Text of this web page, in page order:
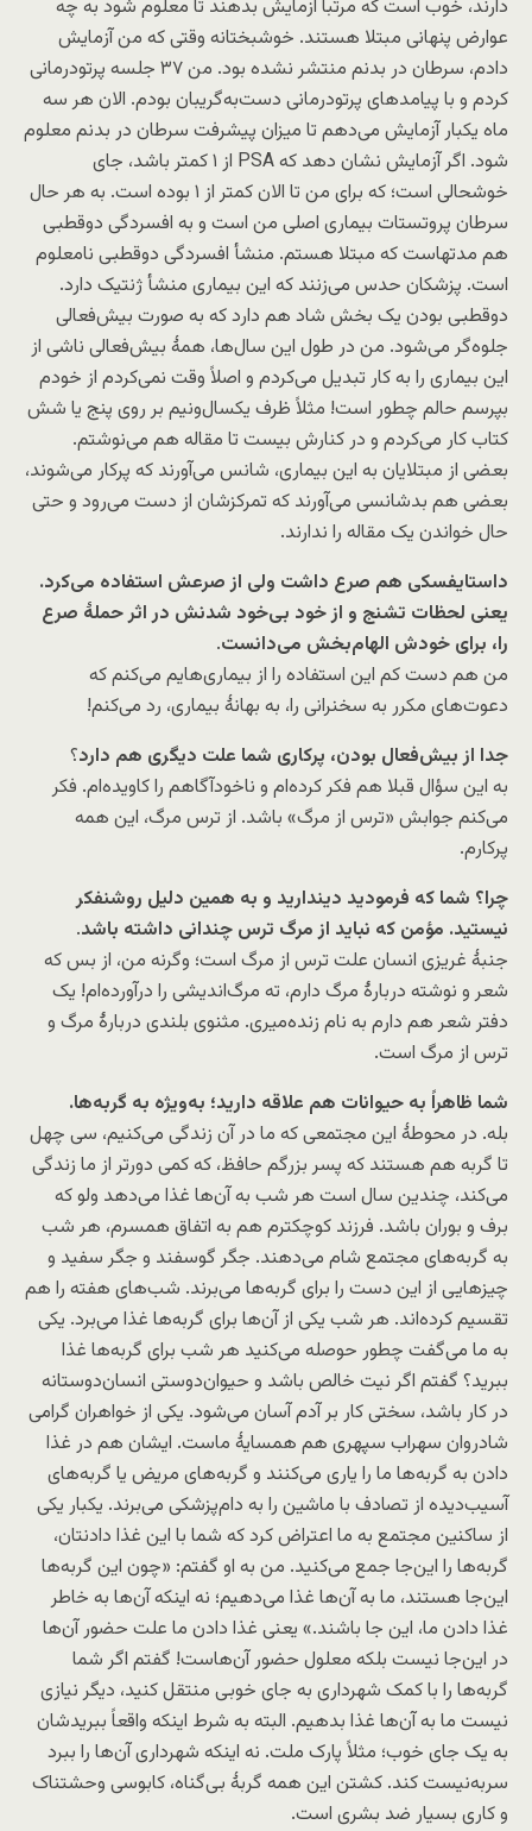
دارند، خوب است که مرتباً آزمایش بدهند تا معلوم شود به چه
عوارض پنهانی مبتلا هستند. خوشبختانه وقتی که من آزمایش
دادم، سرطان در بدنم منتشر نشده بود. من ۳۷ جلسه پرتودرمانی
کردم و با پیامدهای پرتودرمانی دست‌به‌گریبان بودم. الان هر سه
ماه یکبار آزمایش می‌دهم تا میزان پیشرفت سرطان در بدنم معلوم
شود. اگر آزمایش نشان دهد که PSA از ۱ کمتر باشد، جای
خوشحالی است؛ که برای من تا الان کمتر از ۱ بوده است. به هر حال
سرطان پروتستات بیماری اصلی من است و به افسردگی دوقطبی
هم مدتهاست که مبتلا هستم. منشأ افسردگی دوقطبی نامعلوم
است. پزشکان حدس می‌زنند که این بیماری منشأ ژنتیک دارد.
دوقطبی بودن یک بخش شاد هم دارد که به صورت بیش‌فعالی
جلوه‌گر می‌شود. من در طول این سال‌ها، همۀ بیش‌فعالی ناشی از
این بیماری را به کار تبدیل می‌کردم و اصلاً وقت نمی‌کردم از خودم
بپرسم حالم چطور است! مثلاً ظرف یکسال‌ونیم بر روی پنج یا شش
کتاب کار می‌کردم و در کنارش بیست تا مقاله هم می‌نوشتم.
بعضی‌ از مبتلایان به این بیماری، شانس می‌آورند که پرکار می‌شوند،
بعضی‌ هم بدشانسی می‌آورند که تمرکزشان از دست می‌رود و حتی
حال خواندن یک مقاله را ندارند.
داستایفسکی هم صرع داشت ولی از صرعش استفاده می‌کرد.
یعنی لحظات تشنج و از خود بی‌خود شدنش در اثر حملۀ صرع
را، برای خودش الهام‌بخش می‌دانست.
من هم دست کم این استفاده را از بیماری‌هایم می‌کنم که
دعوت‌های مکرر به سخنرانی را، به بهانۀ بیماری، رد می‌کنم!
جدا از بیش‌فعال بودن، پرکاری شما علت دیگری هم دارد؟
به این سؤال قبلا هم فکر کرده‌ام و ناخودآگاهم را کاویده‌ام. فکر
می‌کنم جوابش «ترس از مرگ» باشد. از ترس مرگ، این همه
پرکارم.
چرا؟ شما که فرمودید دیندارید و به همین دلیل روشنفکر
نیستید. مؤمن که نباید از مرگ ترس چندانی داشته باشد.
جنبۀ غریزی انسان علت ترس از مرگ است؛ وگرنه من، از بس که
شعر و نوشته دربارۀ مرگ دارم، ته مرگ‌اندیشی را درآورده‌ام! یک
دفتر شعر هم دارم به نام زنده‌میری. مثنوی بلندی دربارۀ مرگ و
ترس از مرگ است.
شما ظاهراً به حیوانات هم علاقه دارید؛ به‌ویژه به گربه‌ها.
بله. در محوطۀ این مجتمعی که ما در آن زندگی می‌کنیم، سی چهل
تا گربه هم هستند که پسر بزرگم حافظ، که کمی دورتر از ما زندگی
می‌کند، چندین سال است هر شب به آن‌ها غذا می‌دهد ولو که
برف و بوران باشد. فرزند کوچکترم هم به اتفاق همسرم، هر شب
به گربه‌های مجتمع شام می‌دهند. جگر گوسفند و جگر سفید و
چیزهایی از این دست را برای گربه‌ها می‌برند. شب‌های هفته را هم
تقسیم کرده‌اند. هر شب یکی از آن‌ها برای گربه‌ها غذا می‌برد. یکی
به ما می‌گفت چطور حوصله می‌کنید هر شب برای گربه‌ها غذا
ببرید؟ گفتم اگر نیت خالص باشد و حیوان‌دوستی انسان‌دوستانه
در کار باشد، سختی کار بر آدم آسان می‌شود. یکی از خواهران گرامی
شادروان سهراب سپهری هم همسایۀ ماست. ایشان هم در غذا
دادن به گربه‌ها ما را یاری می‌کنند و گربه‌های مریض یا گربه‌های
آسیب‌دیده از تصادف با ماشین را به دام‌پزشکی می‌برند. یکبار یکی
از ساکنین مجتمع به ما اعتراض کرد که شما با این غذا دادنتان،
گربه‌ها را این‌جا جمع می‌کنید. من به او گفتم: «چون این گربه‌ها
این‌جا هستند، ما به آن‌ها غذا می‌دهیم؛ نه اینکه آن‌ها به خاطر
غذا دادن ما، این جا باشند.» یعنی غذا دادن ما علت حضور آن‌ها
در این‌جا نیست بلکه معلول حضور آن‌هاست! گفتم اگر شما
گربه‌ها را با کمک شهرداری به جای خوبی منتقل کنید، دیگر نیازی
نیست ما به آن‌ها غذا بدهیم. البته به شرط اینکه واقعاً ببریدشان
به یک جای خوب؛ مثلاً پارک ملت. نه اینکه شهرداری آن‌‌ها را ببرد
سربه‌نیست کند. کشتن این همه گربۀ بی‌گناه، کابوسی وحشتناک
و کاری بسیار ضد بشری است.